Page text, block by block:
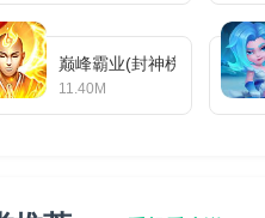
玩家从老游戏转入该游戏，玩
游申请规则巅峰霸业(封神榜0.05折)
11.40M